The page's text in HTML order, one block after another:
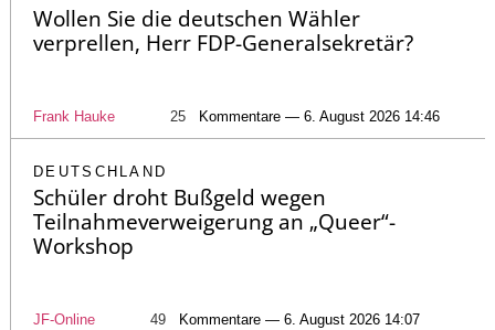
Wollen Sie die deutschen Wähler
verprellen, Herr FDP-Generalsekretär?
Frank Hauke 25 Kommentare — 6. August 2026 14:46
DEUTSCHLAND
Schüler droht Bußgeld wegen
Teilnahmeverweigerung an „Queer“-
Workshop
JF-Online 49 Kommentare — 6. August 2026 14:07